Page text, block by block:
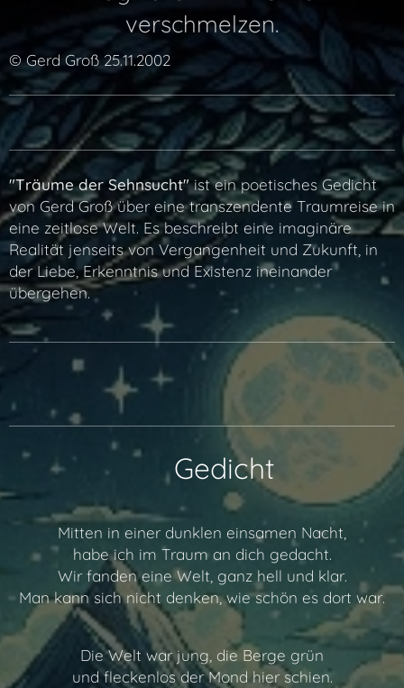
verschmelzen.
© Gerd Groß 25.11.2002
"Träume der Sehnsucht"ist ein poetisches Gedicht
von Gerd Groß über eine transzendente Traumreise in
eine zeitlose Welt. Es beschreibt eine imaginäre
Realität jenseits von Vergangenheit und Zukunft, in
der Liebe, Erkenntnis und Existenz ineinander
übergehen.
📖 Gedicht
Mitten in einer dunklen einsamen Nacht,
habe ich im Traum an dich gedacht.
Wir fanden eine Welt, ganz hell und klar.
Man kann sich nicht denken, wie schön es dort war.
Die Welt war jung, die Berge grün
und fleckenlos der Mond hier schien.